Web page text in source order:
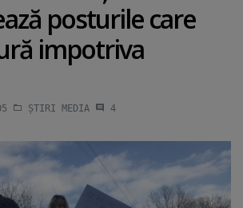
posturile care
impotriva
ȘTIRI MEDIA 4